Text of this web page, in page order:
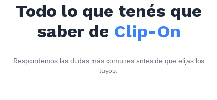
Todo lo que tenés que
saber de Clip-On
Respondemos las dudas más comunes antes de que elijas los
tuyos.